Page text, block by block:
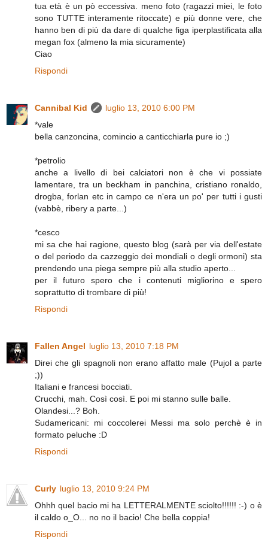
tua età è un pò eccessiva. meno foto (ragazzi miei, le foto
sono TUTTE interamente ritoccate) e più donne vere, che
hanno ben di più da dare di qualche figa iperplastificata alla
megan fox (almeno la mia sicuramente)
Ciao
Rispondi
Cannibal Kid
luglio 13, 2010 6:00 PM
*vale
bella canzoncina, comincio a canticchiarla pure io ;)
*petrolio
anche a livello di bei calciatori non è che vi possiate
lamentare, tra un beckham in panchina, cristiano ronaldo,
drogba, forlan etc in campo ce n'era un po' per tutti i gusti
(vabbè, ribery a parte...)
*cesco
mi sa che hai ragione, questo blog (sarà per via dell'estate
o del periodo da cazzeggio dei mondiali o degli ormoni) sta
prendendo una piega sempre più alla studio aperto...
per il futuro spero che i contenuti migliorino e spero
soprattutto di trombare di più!
Rispondi
Fallen Angel luglio 13, 2010 7:18 PM
Direi che gli spagnoli non erano affatto male (Pujol a parte
;))
Italiani e francesi bocciati.
Crucchi, mah. Così così. E poi mi stanno sulle balle.
Olandesi...? Boh.
Sudamericani: mi coccolerei Messi ma solo perchè è in
formato peluche :D
Rispondi
Curly luglio 13, 2010 9:24 PM
Ohhh quel bacio mi ha LETTERALMENTE sciolto!!!!!! :-) o è
il caldo o_O... no no il bacio! Che bella coppia!
Rispondi